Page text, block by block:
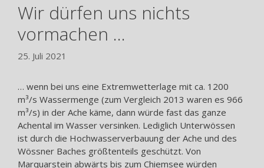
Wir dürfen uns nichts
vormachen …
25. Juli 2021
… wenn bei uns eine Extremwetterlage mit ca. 1200
m³/s Wassermenge (zum Vergleich 2013 waren es 966
m³/s) in der Ache käme, dann würde fast das ganze
Achental im Wasser versinken. Lediglich Unterwössen
ist durch die Hochwasserverbauung der Ache und des
Wössner Baches größtenteils geschützt. Von
Marquarstein abwärts bis zum Chiemsee würden